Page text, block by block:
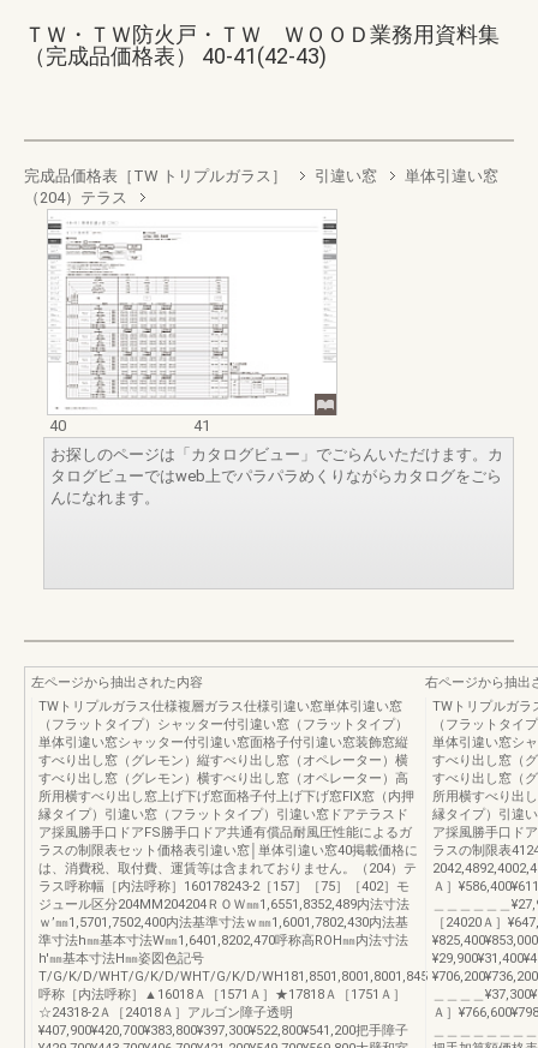
ＴＷ・ＴＷ防火戸・ＴＷ ＷＯＯＤ業務用資料集
（完成品価格表） 40-41(42-43)
完成品価格表［TW トリプルガラス］ 引違い窓
単体引違い窓
（204）テラス
40
41
お探しのページは「カタログビュー」でごらんいただけます。カ
タログビューではweb上でパラパラめくりながらカタログをごら
んになれます。
左ページから抽出された内容
TWトリプルガラス仕様複層ガラス仕様引違い窓単体引違い窓
（フラットタイプ）シャッター付引違い窓（フラットタイプ）
単体引違い窓シャッター付引違い窓面格子付引違い窓装飾窓縦
すべり出し窓（グレモン）縦すべり出し窓（オペレーター）横
すべり出し窓（グレモン）横すべり出し窓（オペレーター）高
所用横すべり出し窓上げ下げ窓面格子付上げ下げ窓FIX窓（内押
縁タイプ）引違い窓（フラットタイプ）引違い窓ドアテラスド
ア採風勝手口ドアFS勝手口ドア共通有償品耐風圧性能によるガ
ラスの制限表セット価格表引違い窓│単体引違い窓40掲載価格に
は、消費税、取付費、運賃等は含まれておりません。（204）テ
ラス呼称幅［内法呼称］160178243-2［157］［75］［402］モ
ジュール区分204MM204204ＲＯＷ㎜1,6551,8352,489内法寸法
ｗ’㎜1,5701,7502,400内法基準寸法ｗ㎜1,6001,7802,430内法基
準寸法h㎜基本寸法W㎜1,6401,8202,470呼称高ROH㎜内法寸法
h'㎜基本寸法H㎜姿図色記号
T/G/K/D/WHT/G/K/D/WHT/G/K/D/WH181,8501,8001,8001,845
呼称［内法呼称］▲16018Ａ［1571Ａ］★17818Ａ［1751Ａ］
☆24318-2Ａ［24018Ａ］アルゴン障子透明
¥407,900¥420,700¥383,800¥397,300¥522,800¥541,200把手障子
右ページから抽出
TWトリプルガラ
（フラットタイ
単体引違い窓シ
すべり出し窓（
すべり出し窓（
所用横すべり出
縁タイプ）引違
ア採風勝手口ド
ラスの制限表
Ａ］
＿＿＿＿＿＿
［24020Ａ］
＿＿＿＿
Ａ］